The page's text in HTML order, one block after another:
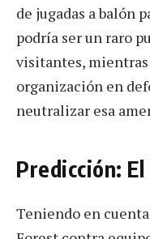
de jugadas a balón
podría ser un raro
visitantes,
organización en
neutralizar esa
Predicción:
Teniendo en